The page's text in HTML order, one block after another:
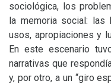
sociológica, los
la memoria social: las
usos, apropiaciones y
En este escenario
narrativas que
y, por otro, a un “giro